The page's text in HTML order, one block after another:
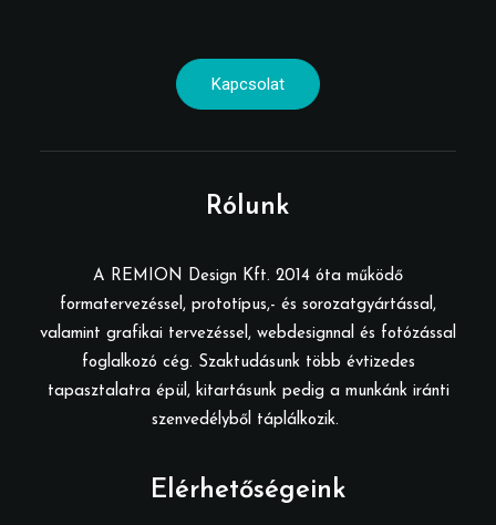
Kapcsolat
Rólunk
A REMION Design Kft. 2014 óta működő
formatervezéssel, prototípus,- és sorozatgyártással,
valamint grafikai tervezéssel, webdesignnal és fotózással
foglalkozó cég. Szaktudásunk több évtizedes
tapasztalatra épül, kitartásunk pedig a munkánk iránti
szenvedélyből táplálkozik.
Elérhetőségeink